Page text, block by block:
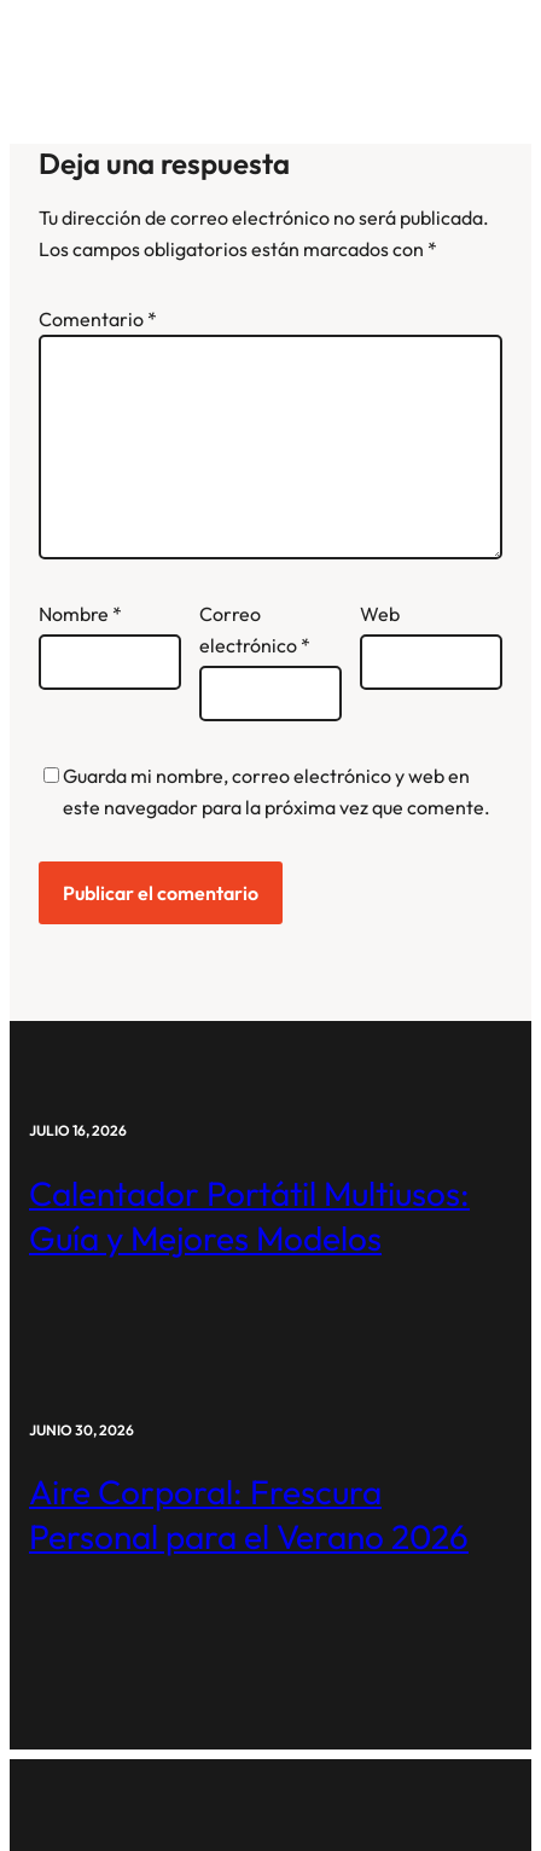
Deja una respuesta
Tu dirección de correo electrónico no será publicada.
Los campos obligatorios están marcados con *
Comentario *
Nombre *
Correo
electrónico *
Web
Guarda mi nombre, correo electrónico y web en
este navegador para la próxima vez que comente.
JULIO 16, 2026
Calentador Portátil Multiusos:
Guía y Mejores Modelos
JUNIO 30, 2026
Aire Corporal: Frescura
Personal para el Verano 2026